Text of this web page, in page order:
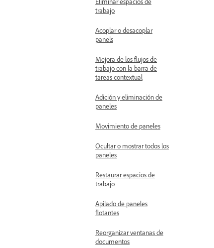
trabajo
Acoplar o desacoplar
panels
Mejora de los flujos de
trabajo con la barra de
tareas contextual
Adición y eliminación de
paneles
Movimiento de paneles
Ocultar o mostrar todos los
paneles
Restaurar espacios de
trabajo
Apilado de paneles
flotantes
Reorganizar ventanas de
documentos